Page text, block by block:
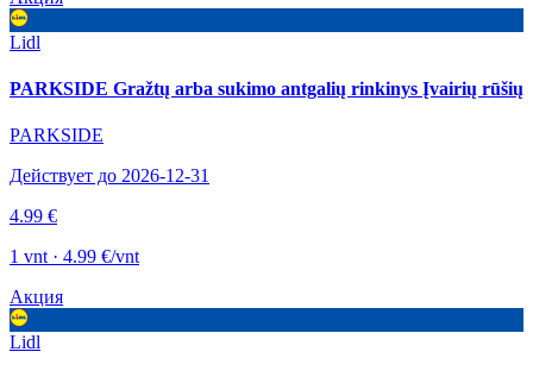
Lidl
PARKSIDE Gražtų arba sukimo antgalių rinkinys Įvairių rūšių
PARKSIDE
Действует до 2026-12-31
4.99 €
1 vnt · 4.99 €/vnt
Акция
Lidl